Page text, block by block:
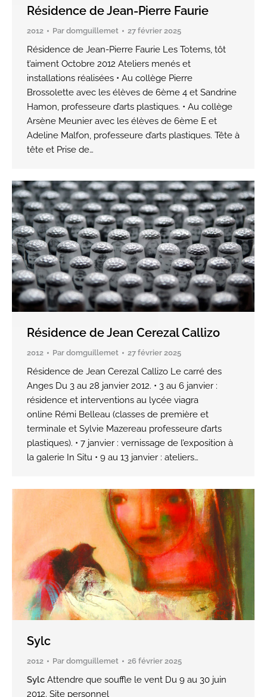
Résidence de Jean-Pierre Faurie
2012 Par domguillemet 27 février 2025
Résidence de Jean-Pierre Faurie Les Totems, tôt
t’aiment Octobre 2012 Ateliers menés et
installations réalisées • Au collège Pierre
Brossolette avec les élèves de 6ème 4 et Sandrine
Hamon, professeure d’arts plastiques. • Au collège
Arsène Meunier avec les élèves de 6ème E et
Adeline Malfon, professeure d’arts plastiques. Tête à
tête et Prise de…
Résidence de Jean Cerezal Callizo
2012 Par domguillemet 27 février 2025
Résidence de Jean Cerezal Callizo Le carré des
Anges Du 3 au 28 janvier 2012. • 3 au 6 janvier :
résidence et interventions au lycée viagra
online Rémi Belleau (classes de première et
terminale et Sylvie Mazereau professeure d’arts
plastiques). • 7 janvier : vernissage de l’exposition à
la galerie In Situ • 9 au 13 janvier : ateliers…
Sylc
2012 Par domguillemet 26 février 2025
Sylc Attendre que souffle le vent Du 9 au 30 juin
2012. Site personnel